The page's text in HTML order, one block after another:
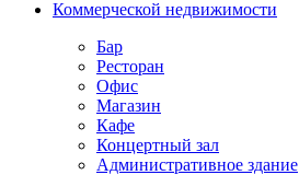
Коммерческой недвижимости
Бар
Ресторан
Офис
Магазин
Кафе
Концертный зал
Административное здание